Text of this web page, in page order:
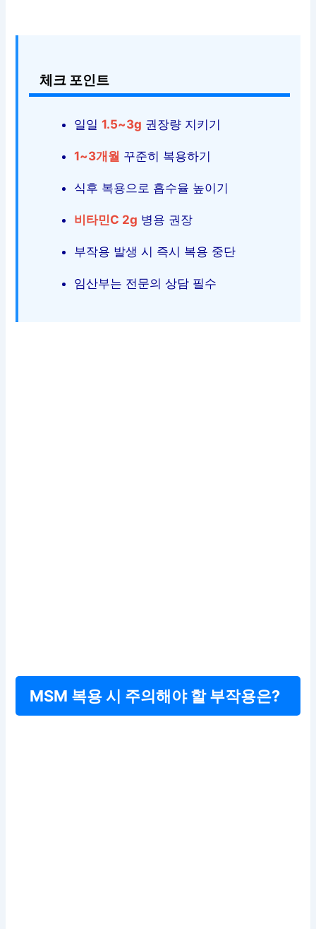
체크 포인트
일일1.5~3g 권장량 지키기
1~3개월 꾸준히 복용하기
식후 복용으로 흡수율 높이기
비타민C 2g 병용 권장
부작용 발생 시 즉시 복용 중단
임산부는 전문의 상담 필수
MSM 복용 시 주의해야 할 부작용은?